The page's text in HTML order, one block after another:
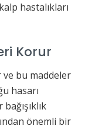
hastalıkları
Korur
bu maddeler
hasarı
önemli bir